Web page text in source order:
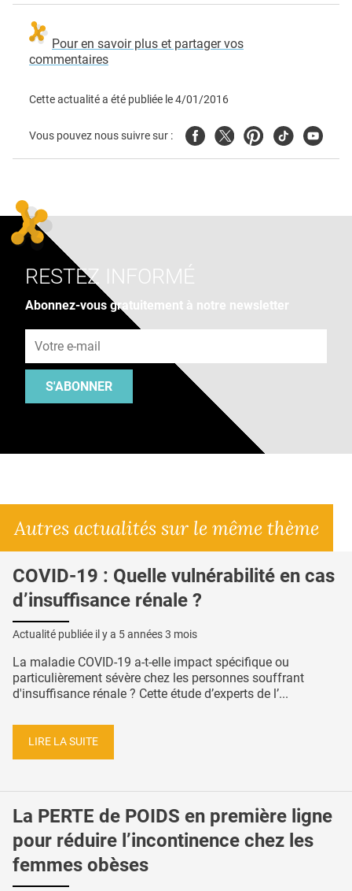
Pour en savoir plus et partager vos
commentaires
Cette actualité a été publiée le4/01/2016
Vous pouvez nous suivre sur : FacebookTwitterPinterest
TiktokYoutube
RESTEZ INFORMÉ
Abonnez-vous gratuitement à notre newsletter
S'ABONNER
Autres actualités sur le même thème
COVID-19 : Quelle vulnérabilité en cas
d’insuffisance rénale ?
Actualité publiée il y a 5 années 3 mois
La maladie COVID-19 a-t-elle impact spécifique ou
particulièrement sévère chez les personnes souffrant
d'insuffisance rénale ? Cette étude d’experts de l’...
LIRE LA SUITE
La PERTE de POIDS en première ligne
pour réduire l’incontinence chez les
femmes obèses